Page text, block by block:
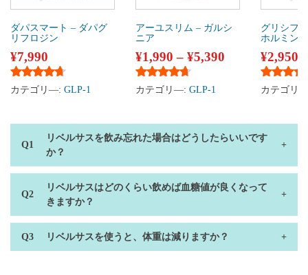
ダパスマート – ダパグ
リフロジン
¥7,990
5段階中 4.50の評価
カテゴリ―: GLP-1
アーユスリム – ガルシ
ニア
¥1,990 – ¥5,390
5段階中 4.50の評価
カテゴリ―: GLP-1
グリシフ
ホルミン
¥2,950
5段階中
カテゴリ
リベルサスを飲み忘れた場合はどうしたらいいです
か？
リベルサスはどのくらい飲めば血糖値が良くなって
きますか？
リベルサスを使うと、体重は減りますか？